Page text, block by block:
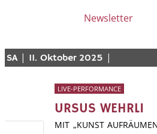
Newsletter
SA | 11. Oktober 2025 |
LIVE-PERFORMANCE
URSUS WEHRLI
MIT „KUNST